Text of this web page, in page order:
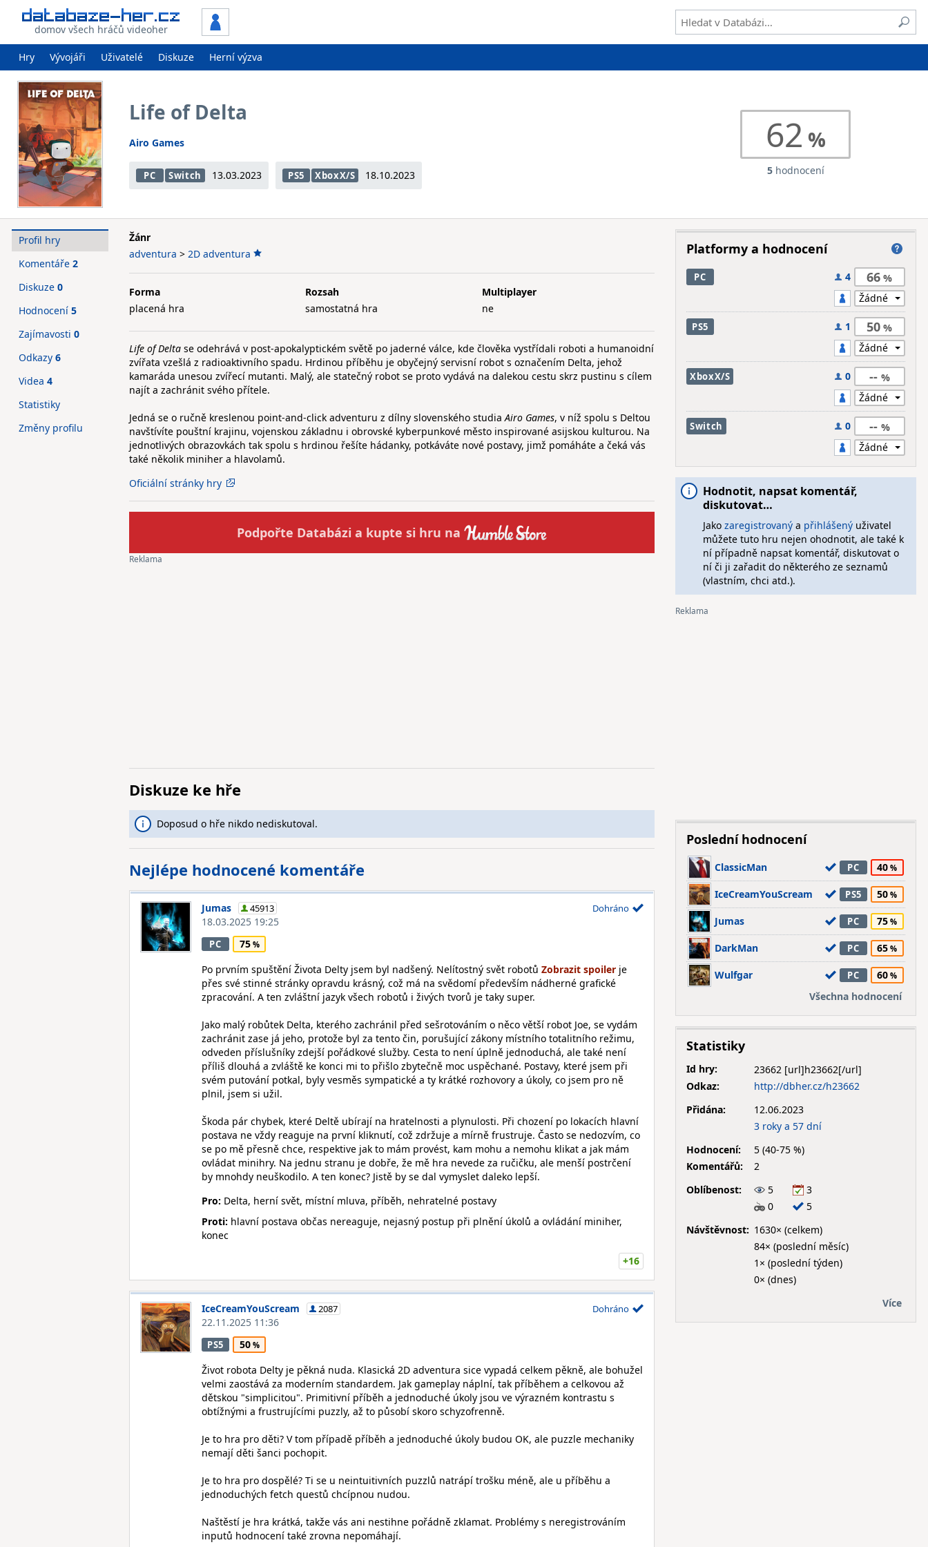
domov všech hráčů videoher
Hry Vývojáři Uživatelé Diskuze Herní výzva
Life of Delta
Airo Games
PC Switch 13.03.2023 PS5 XboxX/S 18.10.2023
62
5hodnocení
Žánr
adventura > 2D adventura
Forma
placená hra
Rozsah
samostatná hra
Multiplayer
ne
Life of Delta se odehrává v post-apokalyptickém světě po jaderné válce, kde člověka vystřídali roboti a humanoidní
zvířata vzešlá z radioaktivního spadu. Hrdinou příběhu je obyčejný servisní robot s označením Delta, jehož
kamaráda unesou zvířecí mutanti. Malý, ale statečný robot se proto vydává na dalekou cestu skrz pustinu s cílem
najít a zachránit svého přítele.
Jedná se o ručně kreslenou point-and-click adventuru z dílny slovenského studiaAiro Games, v níž spolu s Deltou
navštívíte pouštní krajinu, vojenskou základnu i obrovské kyberpunkové město inspirované asijskou kulturou. Na
jednotlivých obrazovkách tak spolu s hrdinou řešíte hádanky, potkáváte nové postavy, jimž pomáháte a čeká vás
také několik miniher a hlavolamů.
Oficiální stránky hry
Podpořte Databázi a kupte si hru na
Diskuze ke hře
Doposud o hře nikdo nediskutoval.
Nejlépe hodnocené komentáře
Jumas 45913
18.03.2025 19:25
Dohráno
PC
75
Po prvním spuštění Života Delty jsem byl nadšený. Nelítostný svět robotů
je
přes své stinné stránky opravdu krásný, což má na svědomí především nádherné grafické
zpracování. A ten zvláštní jazyk všech robotů i živých tvorů je taky super.
Jako malý robůtek Delta, kterého zachránil před sešrotováním o něco větší robot Joe, se vydám
zachránit zase já jeho, protože byl za tento čin, porušující zákony místního totalitního režimu,
odveden příslušníky zdejší pořádkové služby. Cesta to není úplně jednoduchá, ale také není
příliš dlouhá a zvláště ke konci mi to přišlo zbytečně moc uspěchané. Postavy, které jsem při
svém putování potkal, byly vesměs sympatické a ty krátké rozhovory a úkoly, co jsem pro ně
plnil, jsem si užil.
Škoda pár chybek, které Deltě ubírají na hratelnosti a plynulosti. Při chození po lokacích hlavní
postava ne vždy reaguje na první kliknutí, což zdržuje a mírně frustruje. Často se nedozvím, co
se po mě přesně chce, respektive jak to mám provést, kam mohu a nemohu klikat a jak mám
ovládat minihry. Na jednu stranu je dobře, že mě hra nevede za ručičku, ale menší postrčení
by mnohdy neuškodilo. A ten konec? Jistě by se dal vymyslet daleko lepší.
Pro: Delta, herní svět, místní mluva, příběh, nehratelné postavy
Proti: hlavní postava občas nereaguje, nejasný postup při plnění úkolů a ovládání miniher,
konec
+16
IceCreamYouScream 2087
22.11.2025 11:36
Dohráno
PS5
50
Život robota Delty je pěkná nuda. Klasická 2D adventura sice vypadá celkem pěkně, ale bohužel
velmi zaostává za moderním standardem. Jak gameplay náplní, tak příběhem a celkovou až
dětskou "simplicitou". Primitivní příběh a jednoduché úkoly jsou ve výrazném kontrastu s
obtížnými a frustrujícími puzzly, až to působí skoro schyzofrenně.
Je to hra pro děti? V tom případě příběh a jednoduché úkoly budou OK, ale puzzle mechaniky
nemají děti šanci pochopit.
Je to hra pro dospělé? Ti se u neintuitivních puzzlů natrápí trošku méně, ale u příběhu a
jednoduchých fetch questů chcípnou nudou.
Naštěstí je hra krátká, takže vás ani nestihne pořádně zklamat. Problémy s neregistrováním
inputů hodnocení také zrovna nepomáhají.
Profil hry
Komentáře 2
Diskuze 0
Hodnocení 5
Zajímavosti 0
Odkazy 6
Videa 4
Statistiky
Změny profilu
Platformy a hodnocení
PC 4 66
PS5 1 50
XboxX/S 0 --
Switch 0 --
Hodnotit, napsat komentář,
diskutovat…
Jako zaregistrovanýa přihlášenýuživatel
můžete tuto hru nejen ohodnotit, ale také k
ní případně napsat komentář, diskutovat o
ní či ji zařadit do některého ze seznamů
(vlastním, chci atd.).
Poslední hodnocení
ClassicMan PC 40
IceCreamYouScream PS5 50
Jumas PC 75
DarkMan PC 65
Wulfgar PC
60
Všechna hodnocení
Statistiky
Id hry:
23662
Odkaz:
http://dbher.cz/h23662
Přidána:
12.06.2023
3 roky a 57 dní
Hodnocení:
5 (40-75 %)
Komentářů:
2
Oblíbenost:
5
3
0
5
Návštěvnost: 1630× (celkem)
84× (poslední měsíc)
1× (poslední týden)
0× (dnes)
Více